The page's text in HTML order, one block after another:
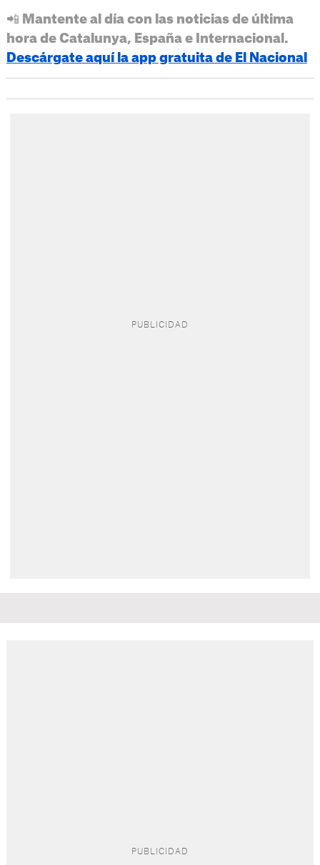
📲 Mantente al día con las noticias de última
hora de Catalunya, España e Internacional.
Descárgate aquí la app gratuita de El Nacional